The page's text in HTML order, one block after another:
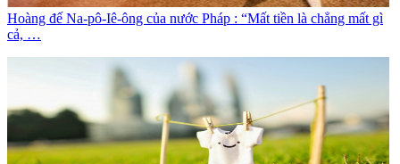
Hoàng đế Na-pô-Iê-ông của nước Pháp : “Mất tiền là chẳng mất gì
cả, …